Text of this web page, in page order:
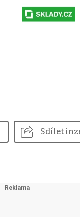
Sdílet